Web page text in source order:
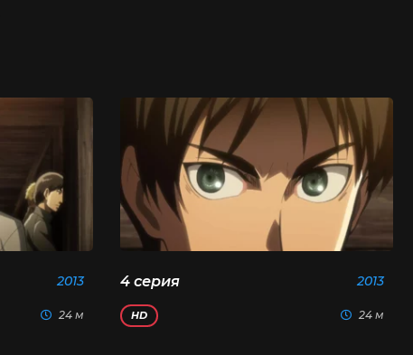
2013
24 м
4 серия 2013
HD 24 м